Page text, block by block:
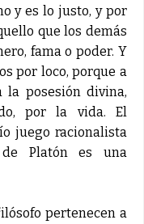
y es lo justo, y por
que los demás
fama o poder. Y
por loco, porque a
posesión divina,
por la vida. El
juego racionalista
Platón es una
pertenecen a